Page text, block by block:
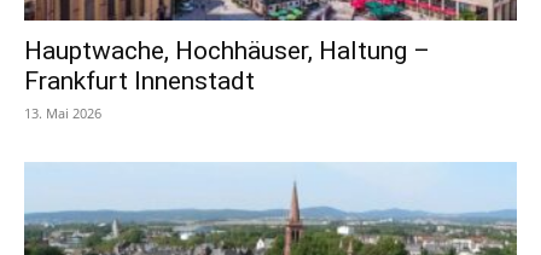
Hauptwache, Hochhäuser, Haltung –
Frankfurt Innenstadt
13. Mai 2026